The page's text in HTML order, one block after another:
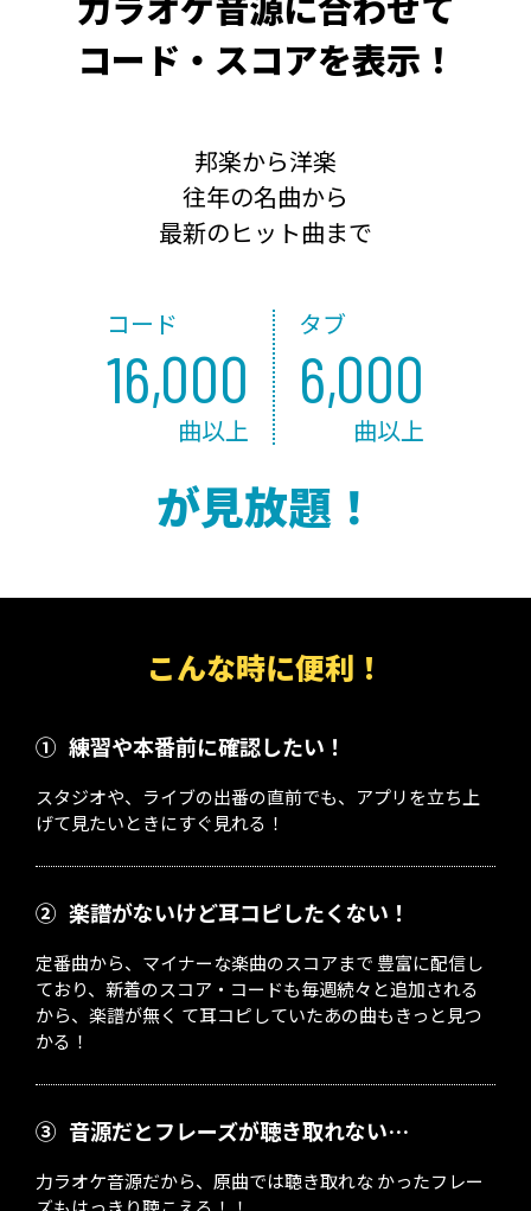
コード・スコアを表示！
邦楽から洋楽
往年の名曲から
最新のヒット曲まで
コード
16,000
曲以上
タブ
6,000
曲以上
が見放題！
こんな時に便利！
① 練習や本番前に確認したい！
スタジオや、ライブの出番の直前でも、アプリを立ち上
げて見たいときにすぐ見れる！
② 楽譜がないけど耳コピしたくない！
定番曲から、マイナーな楽曲のスコアまで 豊富に配信し
ており、新着のスコア・コードも毎週続々と追加される
から、楽譜が無く て耳コピしていたあの曲もきっと見つ
かる！
③ 音源だとフレーズが聴き取れない…
力ラオケ音源だから、原曲では聴き取れな かったフレー